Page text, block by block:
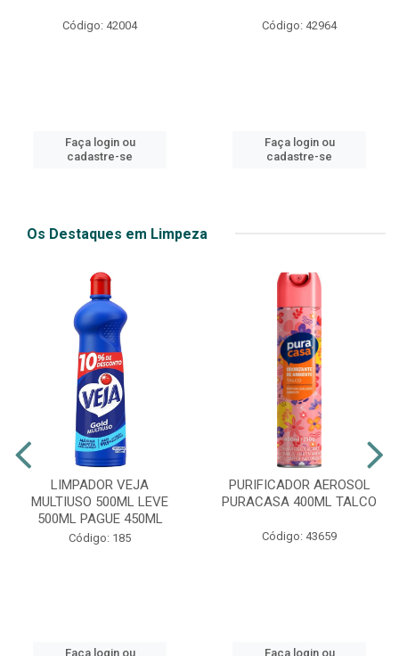
Código: 42004
Faça login ou
cadastre-se
Código: 42964
Faça login ou
cadastre-se
Os Destaques em Limpeza
LIMPADOR VEJA
MULTIUSO 500ML LEVE
500ML PAGUE 450ML
Código: 185
Faça login ou
PURIFICADOR AEROSOL
PURACASA 400ML TALCO
Código: 43659
Faça login ou